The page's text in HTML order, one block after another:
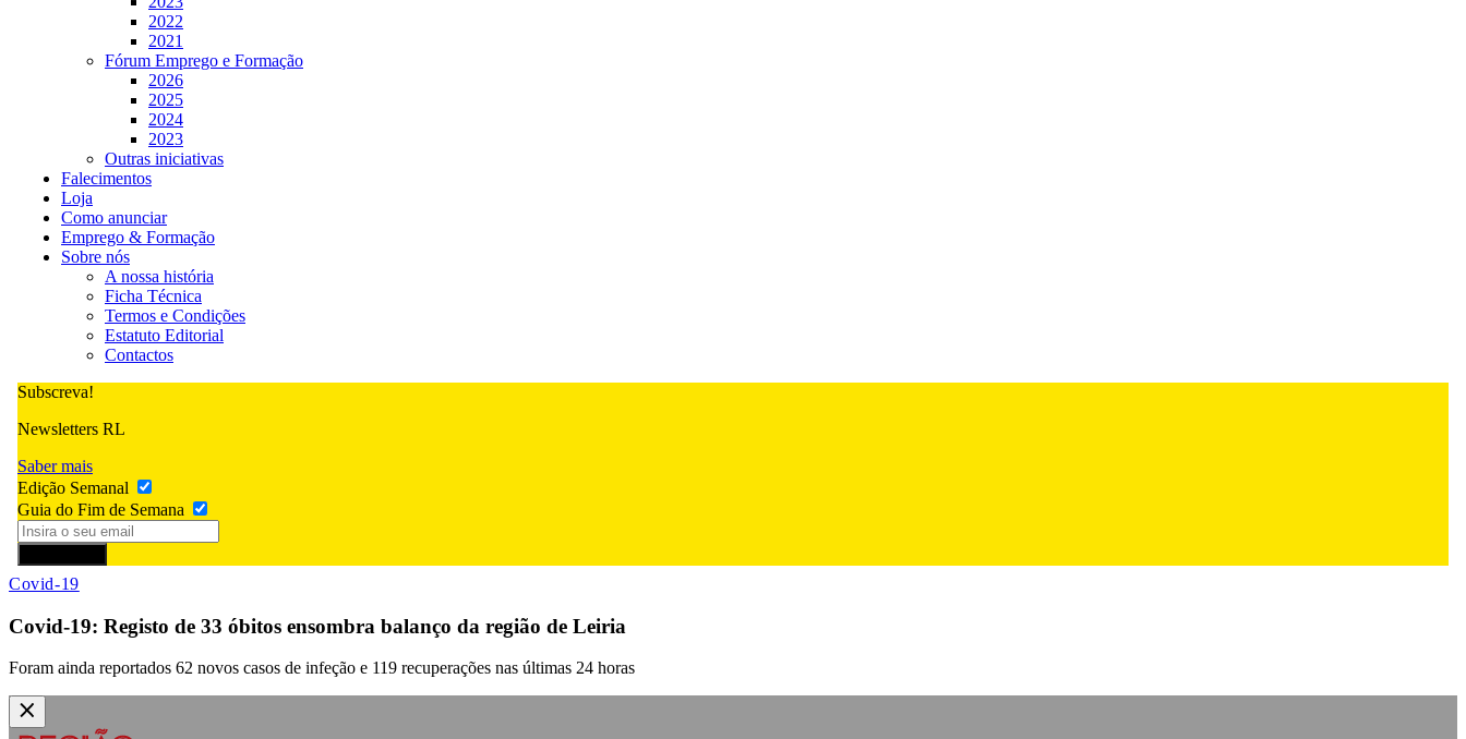
2022
2021
Fórum Emprego e Formação
2026
2025
2024
2023
Outras iniciativas
Falecimentos
Loja
Como anunciar
Emprego & Formação
Sobre nós
A nossa história
Ficha Técnica
Termos e Condições
Estatuto Editorial
Contactos
Subscreva!
Newsletters RL
Saber mais
Edição Semanal
Guia do Fim de Semana
Covid-19
Covid-19: Registo de 33 óbitos ensombra balanço da região de Leiria
Foram ainda reportados 62 novos casos de infeção e 119 recuperações nas últimas 24 horas